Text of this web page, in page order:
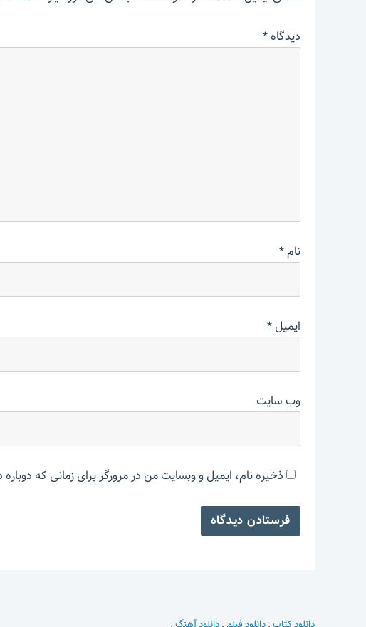
دیدگاه*
نام*
ایمیل*
وب‌ سایت
ذخیره نام، ایمیل و وبسایت من در مرورگر برای زمانی که
دانلود کتاب.دانلود فیلم .دانلود آهنگ.